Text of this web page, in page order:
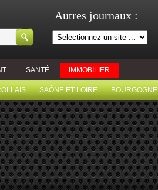
Autres journaux :
SANTÉ IMMOBILIER
SAÔNE ET LOIRE BOURGOGNE